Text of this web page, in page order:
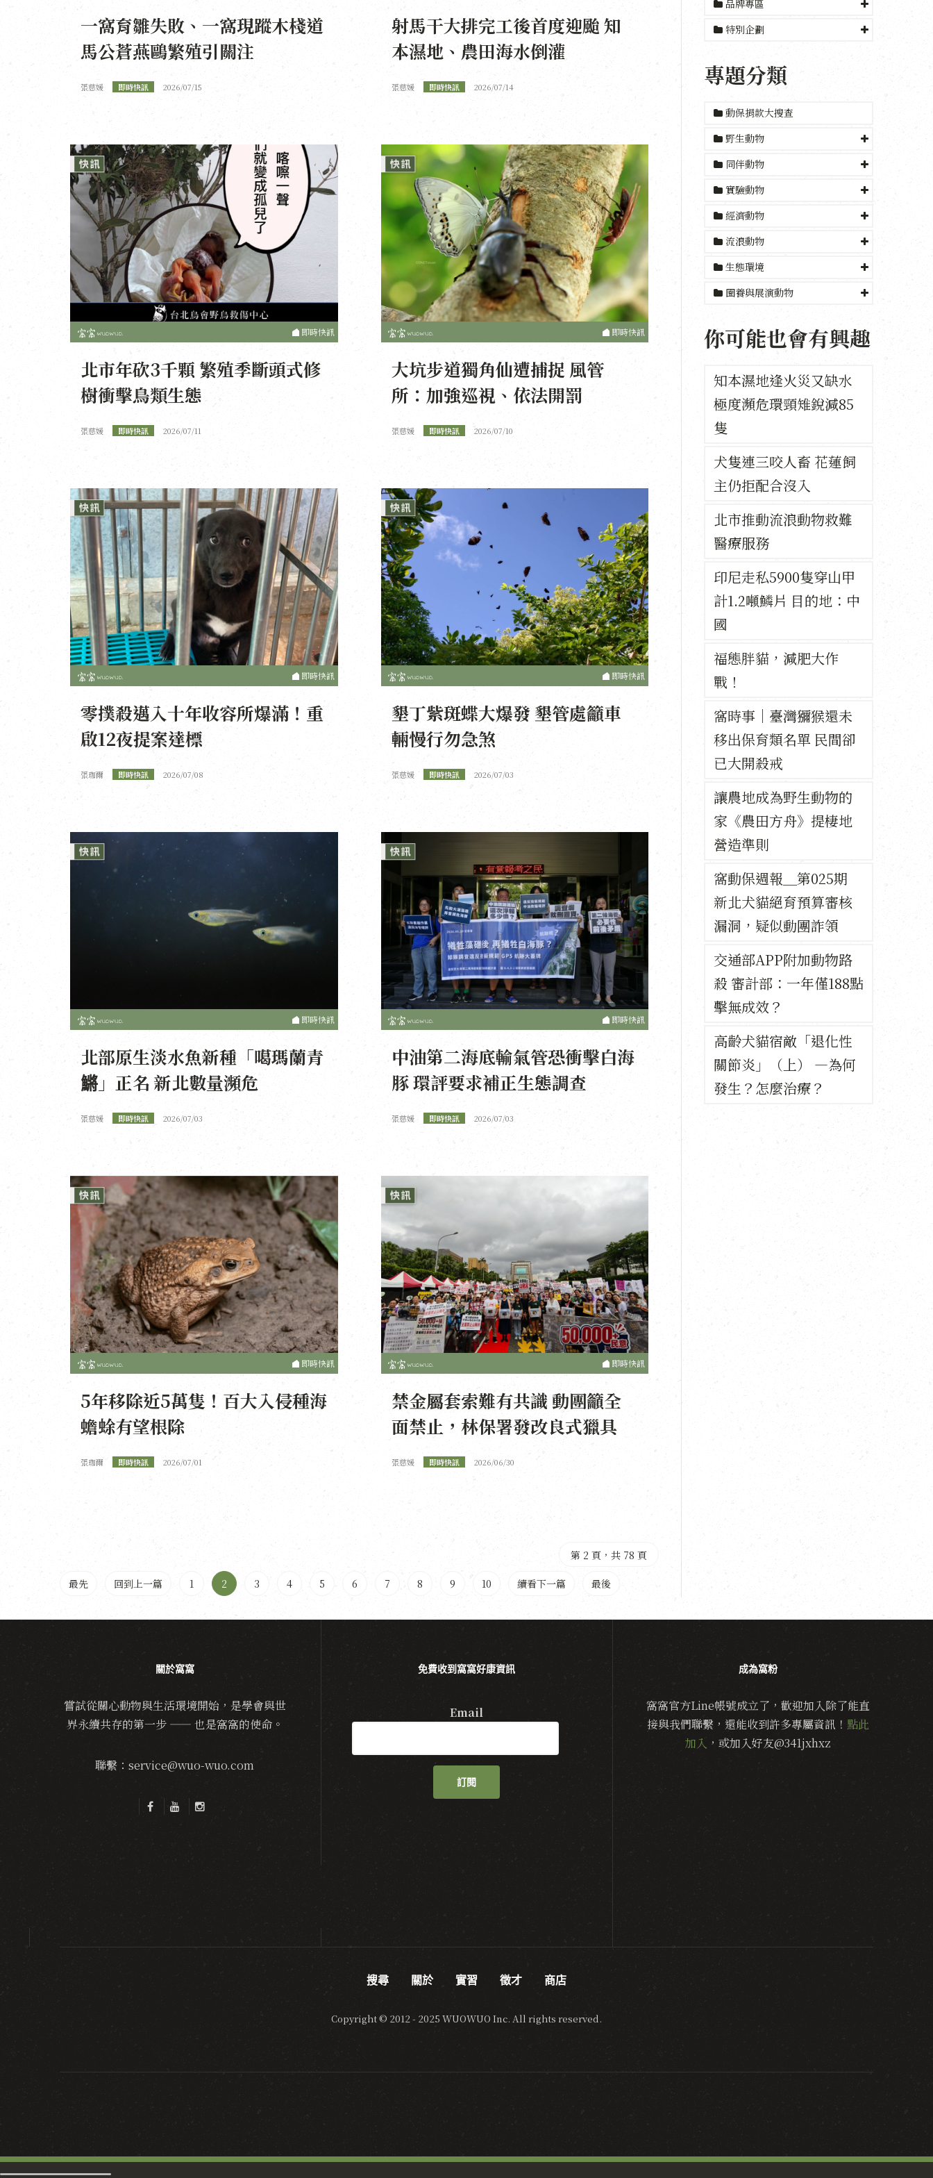
一窩育雛失敗、一窩現蹤木棧道
馬公蒼燕鷗繁殖引關注
張慈媛 即時快訊 2026/07/15
射馬干大排完工後首度迎颱 知
本濕地、農田海水倒灌
張慈媛 即時快訊 2026/07/14
即時快訊
北市年砍3千顆 繁殖季斷頭式修
樹衝擊鳥類生態
張慈媛 即時快訊 2026/07/11
即時快訊
大坑步道獨角仙遭捕捉 風管
所：加強巡視、依法開罰
張慈媛 即時快訊 2026/07/10
即時快訊
零撲殺邁入十年收容所爆滿！重
啟12夜提案達標
張珈爾 即時快訊 2026/07/08
即時快訊
墾丁紫斑蝶大爆發 墾管處籲車
輛慢行勿急煞
張慈媛 即時快訊 2026/07/03
即時快訊
北部原生淡水魚新種「噶瑪蘭青
鱂」正名 新北數量瀕危
張慈媛 即時快訊 2026/07/03
即時快訊
中油第二海底輸氣管恐衝擊白海
豚 環評要求補正生態調查
張慈媛 即時快訊 2026/07/03
即時快訊
5年移除近5萬隻！百大入侵種海
蟾蜍有望根除
張珈爾 即時快訊 2026/07/01
即時快訊
禁金屬套索難有共識 動團籲全
面禁止，林保署發改良式獵具
張慈媛 即時快訊 2026/06/30
第 2 頁，共 78 頁
最先 回到上一篇 1 2 3 4 5 6 7 8 9 10 續看下一篇 最後
品牌專區
特別企劃
專題分類
動保捐款大搜查
野生動物
同伴動物
實驗動物
經濟動物
流浪動物
生態環境
圈養與展演動物
你可能也會有興趣
知本濕地逢火災又缺水
極度瀕危環頸雉銳減85
隻
犬隻連三咬人畜 花蓮飼
主仍拒配合沒入
北市推動流浪動物救難
醫療服務
印尼走私5900隻穿山甲
計1.2噸鱗片 目的地：中
國
福態胖貓，減肥大作
戰！
窩時事｜臺灣獼猴還未
移出保育類名單 民間卻
已大開殺戒
讓農地成為野生動物的
家《農田方舟》提棲地
營造準則
窩動保週報＿第025期
新北犬貓絕育預算審核
漏洞，疑似動團詐領
交通部APP附加動物路
殺 審計部：一年僅188點
擊無成效？
高齡犬貓宿敵「退化性
關節炎」（上） —為何
發生？怎麼治療？
關於窩窩
嘗試從關心動物與生活環境開始，是學會與世
界永續共存的第一步 —— 也是窩窩的使命。
聯繫：service@wuo-wuo.com
免費收到窩窩好康資訊
Email
訂閱
成為窩粉
窩窩官方Line帳號成立了，歡迎加入除了能直
接與我們聯繫，還能收到許多專屬資訊！ 點此
加入 ，或加入好友@341jxhxz
搜尋 關於 實習 徵才 商店
Copyright © 2012 - 2025 WUOWUO Inc. All rights reserved.